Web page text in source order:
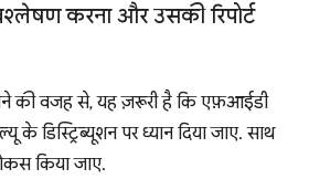
करना और उसकी रिपोर्ट
की वजह से, यह ज़रूरी है कि एफ़आईडी
के डिस्ट्रिब्यूशन पर ध्यान दिया जाए. साथ
किया जाए.